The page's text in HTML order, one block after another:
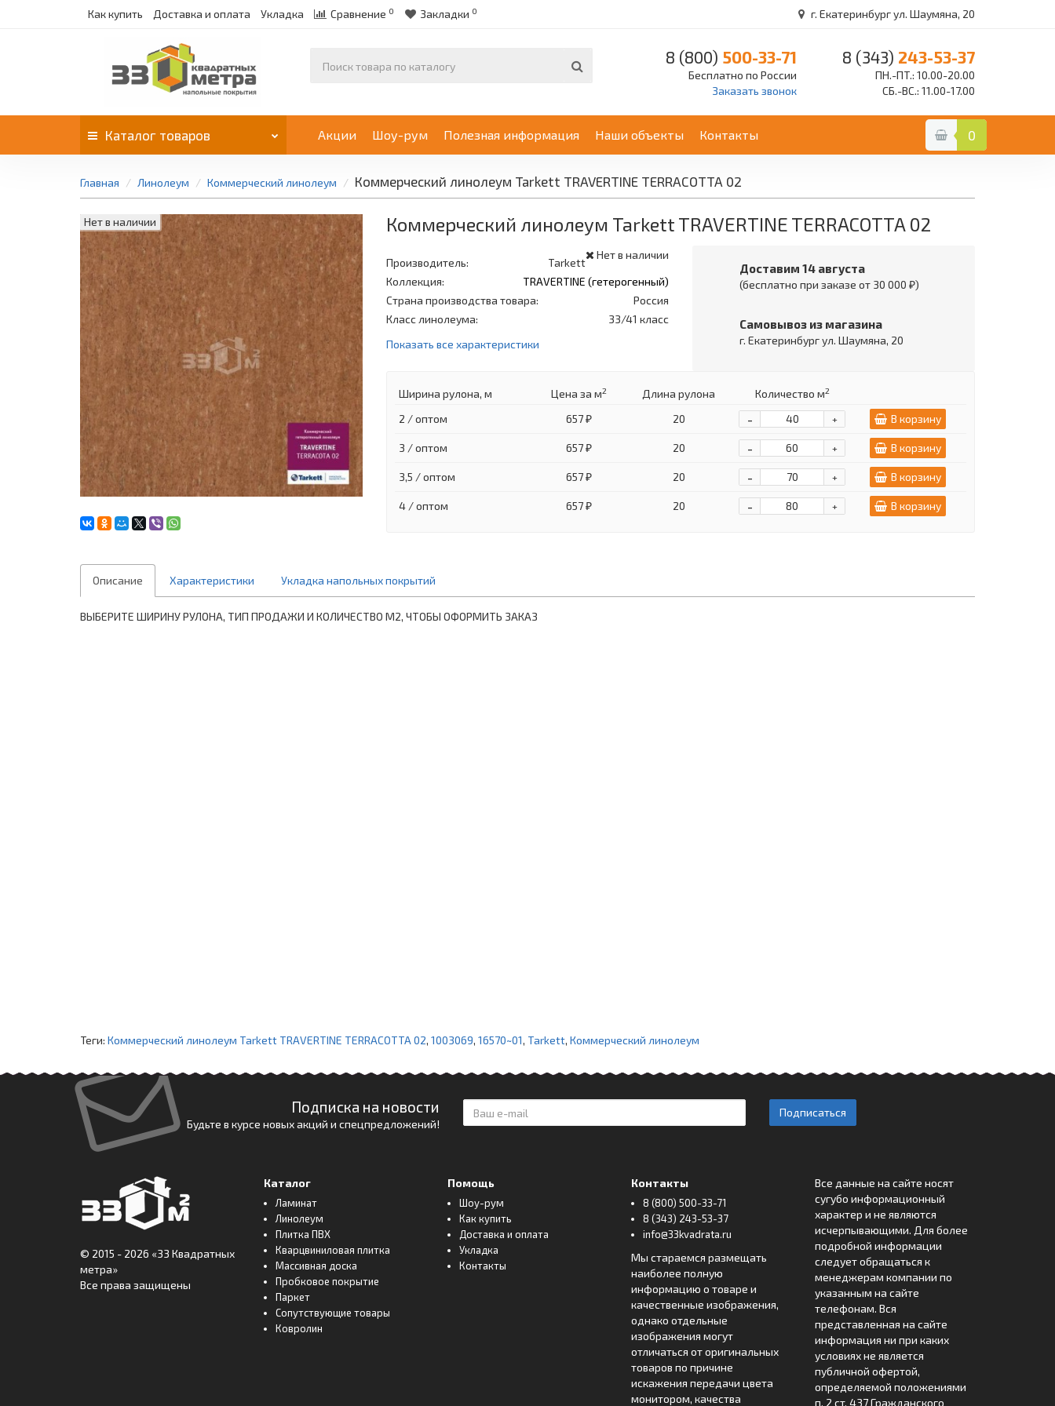
Как купить Доставка и оплата Укладка Сравнение 0 Закладки 0 г. Екатеринбург ул. Шаумяна, 20
8 (800) 500-33-71
Бесплатно по России
Заказать звонок
8 (343) 243-53-37
ПН.-ПТ.: 10.00-20.00
СБ.-ВС.: 11.00-17.00
Каталог товаров Акции Шоу-рум Полезная информация Наши объекты Контакты 0
Главная Линолеум Коммерческий линолеум Коммерческий линолеум Tarkett TRAVERTINE TERRACOTTA 02
Нет в наличии Коммерческий линолеум Tarkett TRAVERTINE TERRACOTTA 02
Нет в наличии
Производитель:
Tarkett
Коллекция:
TRAVERTINE (гетерогенный)
Страна производства товара:
Россия
Класс линолеума:
33/41 класс
Показать все характеристики
Доставим 14 августа
(бесплатно при заказе от 30 000 ₽)
Самовывоз из магазина
г. Екатеринбург ул. Шаумяна, 20
Ширина рулона, м Цена за м2 Длина рулона Количество м2
2 / оптом 657 ₽ 20 +
- В корзину
3 / оптом 657 ₽ 20 +
- В корзину
3,5 / оптом 657 ₽ 20 +
- В корзину
4 / оптом 657 ₽ 20 +
- В корзину
Описание Характеристики Укладка напольных покрытий
ВЫБЕРИТЕ ШИРИНУ РУЛОНА, ТИП ПРОДАЖИ И КОЛИЧЕСТВО М2, ЧТОБЫ ОФОРМИТЬ ЗАКАЗ
Теги: Коммерческий линолеум Tarkett TRAVERTINE TERRACOTTA 02, 1003069, 16570~01, Tarkett, Коммерческий линолеум
Подписка на новости
Будьте в курсе новых акций и спецпредложений!
Подписаться
© 2015 - 2026 «33 Квадратных
метра»
Все права защищены
Каталог
Ламинат
Линолеум
Плитка ПВХ
Кварцвиниловая плитка
Массивная доска
Пробковое покрытие
Паркет
Сопутствующие товары
Ковролин
Помощь
Шоу-рум
Как купить
Доставка и оплата
Укладка
Контакты
Контакты
8 (800) 500-33-71
8 (343) 243-53-37
info@33kvadrata.ru
Мы стараемся размещать
наиболее полную
информацию о товаре и
качественные изображения,
однако отдельные
изображения могут
отличаться от оригинальных
товаров по причине
искажения передачи цвета
монитором, качества
Все данные на сайте носят
сугубо информационный
характер и не являются
исчерпывающими. Для более
подробной информации
следует обращаться к
менеджерам компании по
указанным на сайте
телефонам. Вся
представленная на сайте
информация ни при каких
условиях не является
публичной офертой,
определяемой положениями
п. 2 ст. 437 Гражданского